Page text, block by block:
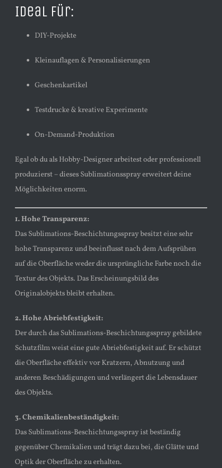
Ideal für:
DIY-Projekte
Kleinauflagen & Personalisierungen
Geschenkartikel
Testdrucke & kreative Experimente
On-Demand-Produktion
Egal ob du als Hobby-Designer arbeitest oder professionell
produzierst – dieses Sublimationsspray erweitert deine
Möglichkeiten enorm.
1. Hohe Transparenz:
Das Sublimations-Beschichtungsspray besitzt eine sehr
hohe Transparenz und beeinflusst nach dem Aufsprühen
auf die Oberfläche weder die ursprüngliche Farbe noch die
Textur des Objekts. Das Erscheinungsbild des
Originalobjekts bleibt erhalten.
2. Hohe Abriebfestigkeit:
Der durch das Sublimations-Beschichtungsspray gebildete
Schutzfilm weist eine gute Abriebfestigkeit auf. Er schützt
die Oberfläche effektiv vor Kratzern, Abnutzung und
anderen Beschädigungen und verlängert die Lebensdauer
des Objekts.
3. Chemikalienbeständigkeit:
Das Sublimations-Beschichtungsspray ist beständig
gegenüber Chemikalien und trägt dazu bei, die Glätte und
Optik der Oberfläche zu erhalten.